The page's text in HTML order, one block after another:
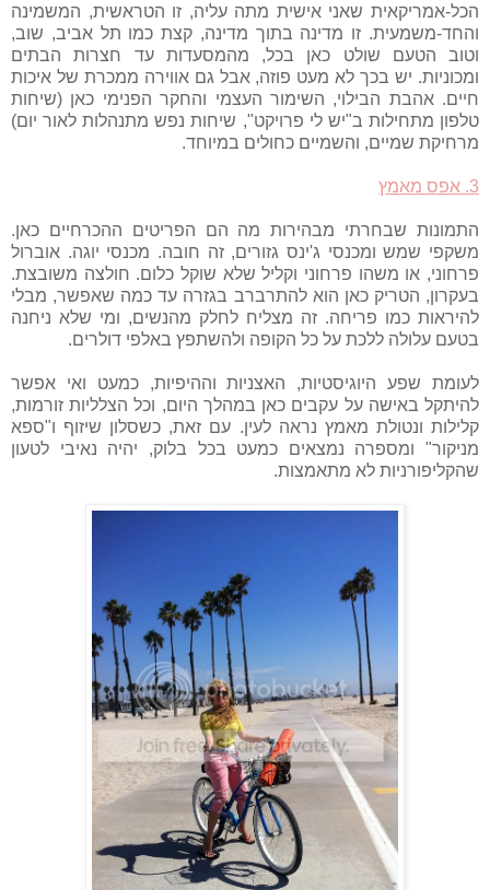
הכל-אמריקאית שאני אישית מתה עליה, זו הטראשית, המשמינה
והחד-משמעית. זו מדינה בתוך מדינה, קצת כמו תל אביב, שוב,
וטוב הטעם שולט כאן בכל, מהמסעדות עד חצרות הבתים
ומכוניות. יש בכך לא מעט פוזה, אבל גם אווירה ממכרת של איכות
חיים. אהבת הבילוי, השימור העצמי והחקר הפנימי כאן (שיחות
טלפון מתחילות ב"יש לי פרויקט", שיחות נפש מתנהלות לאור יום)
מרחיקת שמיים, והשמיים כחולים במיוחד.
3. אפס מאמץ
התמונות שבחרתי מבהירות מה הם הפריטים ההכרחיים כאן.
משקפי שמש ומכנסי ג'ינס גזורים, זה חובה. מכנסי יוגה. אוברול
פרחוני, או משהו פרחוני וקליל שלא שוקל כלום. חולצה משובצת.
בעקרון, הטריק כאן הוא להתרברב בגזרה עד כמה שאפשר, מבלי
להיראות כמו פריחה. זה מצליח לחלק מהנשים, ומי שלא ניחנה
בטעם עלולה ללכת על כל הקופה ולהשתפץ באלפי דולרים.
לעומת שפע היוגיסטיות, האצניות וההיפיות, כמעט ואי אפשר
להיתקל באישה על עקבים כאן במהלך היום, וכל הצלליות זורמות,
קלילות ונטולת מאמץ נראה לעין. עם זאת, כשסלון שיזוף ו"ספא
מניקור" ומספרה נמצאים כמעט בכל בלוק, יהיה נאיבי לטעון
שהקליפורניות לא מתאמצות.